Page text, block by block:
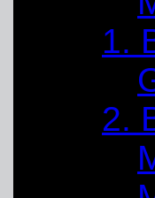
1.
2.